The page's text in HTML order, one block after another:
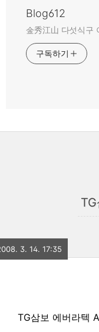
Blog612
金秀江山 다섯식구
구독하기
3. 14. 17:35
TG삼보 에버라텍